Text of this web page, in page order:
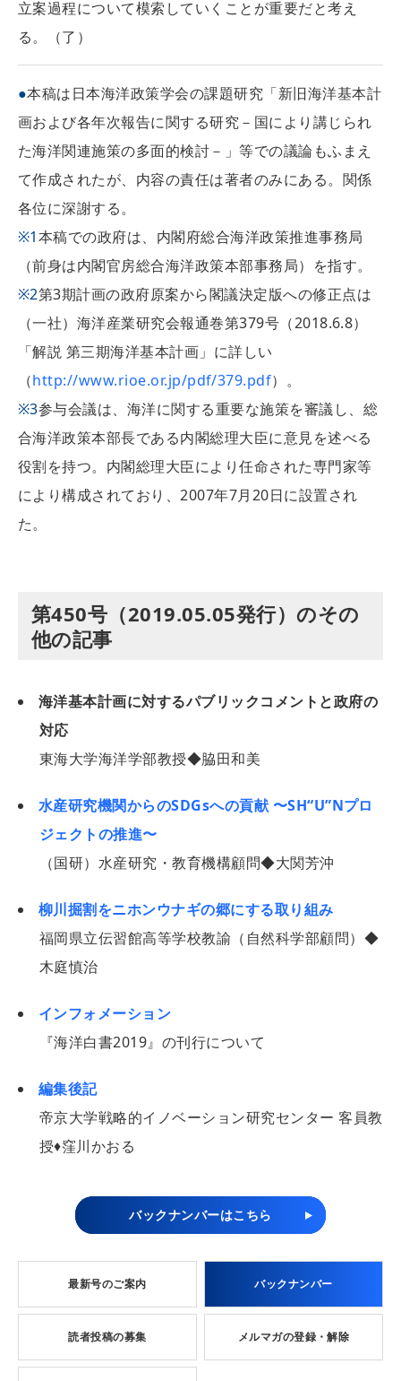
立案過程について模索していくことが重要だと考え
る。（了）
●本稿は日本海洋政策学会の課題研究「新旧海洋基本計
画および各年次報告に関する研究－国により講じられ
た海洋関連施策の多面的検討－」等での議論もふまえ
て作成されたが、内容の責任は著者のみにある。関係
各位に深謝する。
※1本稿での政府は、内閣府総合海洋政策推進事務局
（前身は内閣官房総合海洋政策本部事務局）を指す。
※2第3期計画の政府原案から閣議決定版への修正点は
（一社）海洋産業研究会報通巻第379号（2018.6.8）
「解説 第三期海洋基本計画」に詳しい
（http://www.rioe.or.jp/pdf/379.pdf）。
※3参与会議は、海洋に関する重要な施策を審議し、総
合海洋政策本部長である内閣総理大臣に意見を述べる
役割を持つ。内閣総理大臣により任命された専門家等
により構成されており、2007年7月20日に設置され
た。
第450号（2019.05.05発行）のその
他の記事
海洋基本計画に対するパブリックコメントと政府の
対応
東海大学海洋学部教授◆脇田和美
水産研究機関からのSDGsへの貢献 〜SH“U”Nプロ
ジェクトの推進〜
（国研）水産研究・教育機構顧問◆大関芳沖
柳川掘割をニホンウナギの郷にする取り組み
福岡県立伝習館高等学校教諭（自然科学部顧問）◆
木庭慎治
インフォメーション
『海洋白書2019』の刊行について
編集後記
帝京大学戦略的イノベーション研究センター 客員教
授♦窪川かおる
バックナンバーはこちら
最新号のご案内 バックナンバー
読者投稿の募集 メルマガの登録・解除